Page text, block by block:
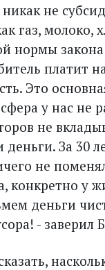
не
газ, молоко,
нормы
платит
Это
у нас не
не
деньги. За 30
не
конкретно у
деньги
- заверил